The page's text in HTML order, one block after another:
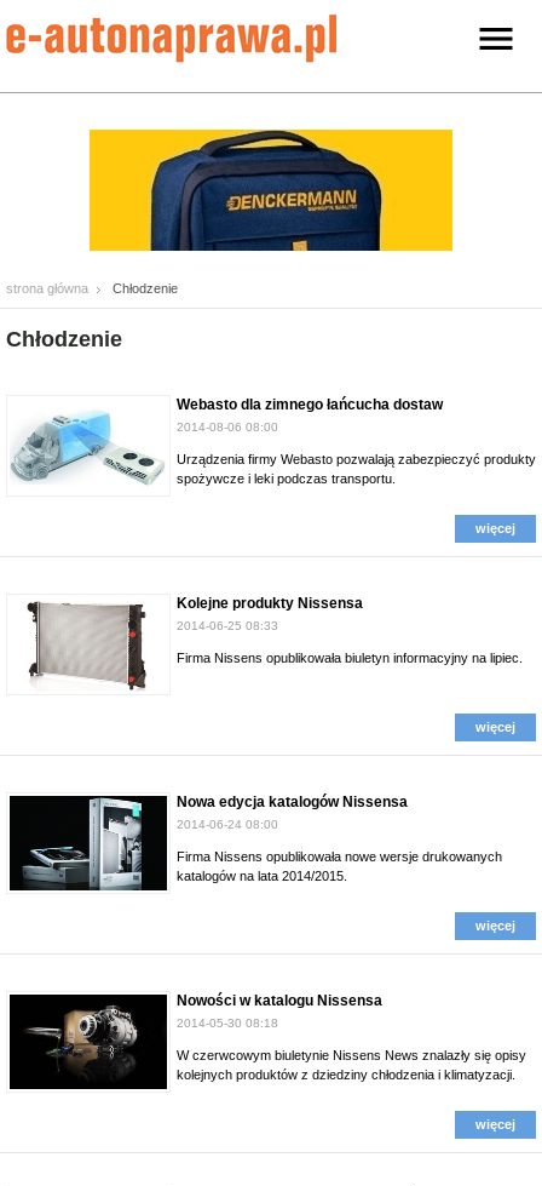
strona główna Chłodzenie
Chłodzenie
Webasto dla zimnego łańcucha dostaw
2014-08-06 08:00
Urządzenia firmy Webasto pozwalają zabezpieczyć produkty
spożywcze i leki podczas transportu.
więcej
Kolejne produkty Nissensa
2014-06-25 08:33
Firma Nissens opublikowała biuletyn informacyjny na lipiec.
więcej
Nowa edycja katalogów Nissensa
2014-06-24 08:00
Firma Nissens opublikowała nowe wersje drukowanych
katalogów na lata 2014/2015.
więcej
Nowości w katalogu Nissensa
2014-05-30 08:18
W czerwcowym biuletynie Nissens News znalazły się opisy
kolejnych produktów z dziedziny chłodzenia i klimatyzacji.
więcej